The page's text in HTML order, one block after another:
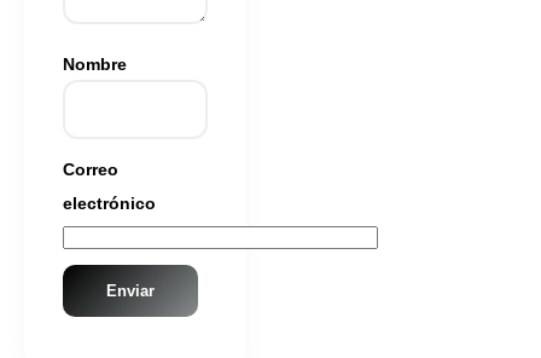
Nombre
Correo
electrónico